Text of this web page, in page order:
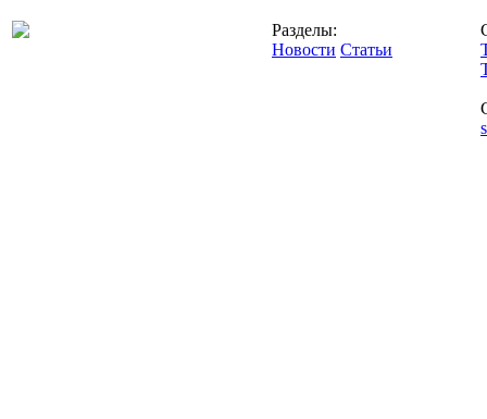
Разделы:
Новости Статьи